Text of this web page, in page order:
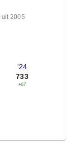
uit 2005
'24
733
+67